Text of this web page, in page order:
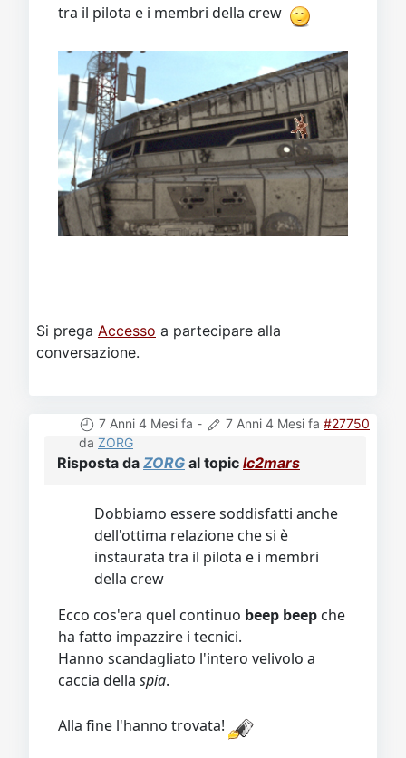
tra il pilota e i membri della crew
Si prega Accesso a partecipare alla
conversazione.
7 Anni 4 Mesi fa - 7 Anni 4 Mesi fa #27750
da ZORG
Risposta da ZORG al topic lc2mars
Dobbiamo essere soddisfatti anche
dell'ottima relazione che si è
instaurata tra il pilota e i membri
della crew
Ecco cos'era quel continuo beep beep che
ha fatto impazzire i tecnici.
Hanno scandagliato l'intero velivolo a
caccia della spia.
Alla fine l'hanno trovata!